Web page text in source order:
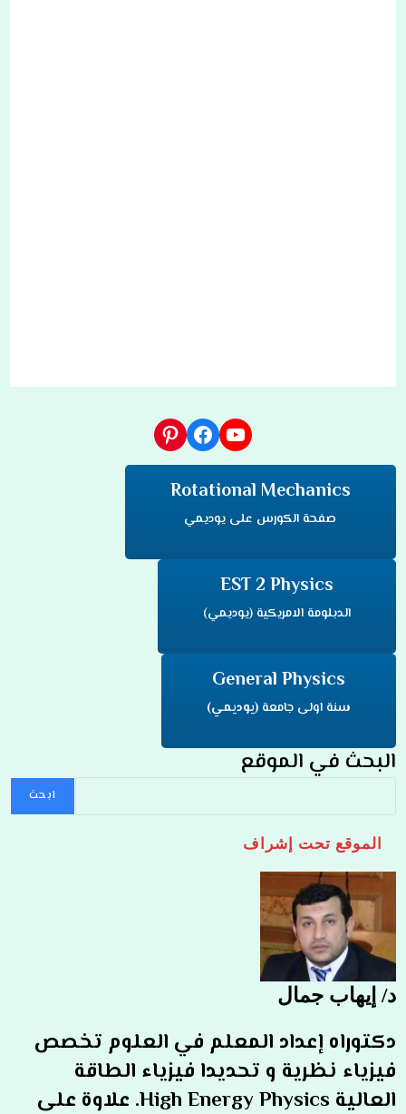
يوتيوب فيسبوكبينتريست
Rotational Mechanics
صفحة الكورس على يوديمي
EST 2 Physics
الدبلومة الامريكية (يوديمي)
General Physics
سنة اولى جامعة (يوديمي)
البحث في الموقع
ابحث
الموقع تحت إشراف
د/ إيهاب جمال
دكتوراه إعداد المعلم في العلوم تخصص
فيزياء نظرية و تحديدا فيزياء الطاقة
العالية High Energy Physics. علاوة على